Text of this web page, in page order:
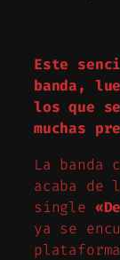
Este
banda,
los que
muchas
La banda
acaba de
single
ya se